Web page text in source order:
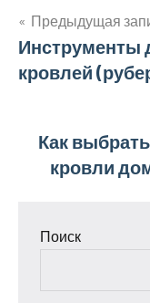
по
Предыдущая
Инструменты
кровлей
Как
кровли
Поиск